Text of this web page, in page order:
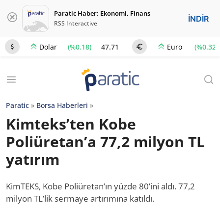
Paratic Haber: Ekonomi, Finans
RSS Interactive İNDİR
Dolar (%0.18) 47.71 Euro (%0.32)
Paratic » Borsa Haberleri »
Kimteks’ten Kobe
Poliüretan’a 77,2 milyon TL
yatırım
KimTEKS, Kobe Poliüretan’ın yüzde 80’ini aldı. 77,2
milyon TL’lik sermaye artırımına katıldı.